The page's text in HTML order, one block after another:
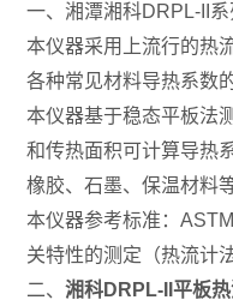
一、湘潭湘科DRPL-II
本仪器采用上流行的热
各种常见材料导热系数
本仪器基于稳态平板法
和传热面积可计算导热
橡胶、石墨、保温材料
本仪器参考标准：
关特性的测定（热流计法
二、 湘科DRPL-II平板